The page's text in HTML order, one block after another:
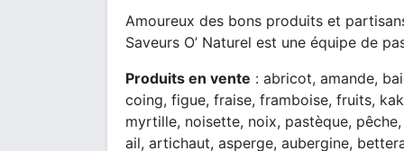
Amoureux des bons produits et
Saveurs O’ Naturel est une équipe de
Produits en vente : abricot, amande,
coing, figue, fraise, framboise, fruits,
myrtille, noisette, noix, pastèque,
ail, artichaut, asperge, aubergine,